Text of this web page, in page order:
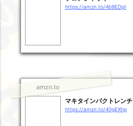
https://amzn.to/4b9EDpt
amzn.to
マキタインパクトレンチ
https://amzn.to/40gEXhp